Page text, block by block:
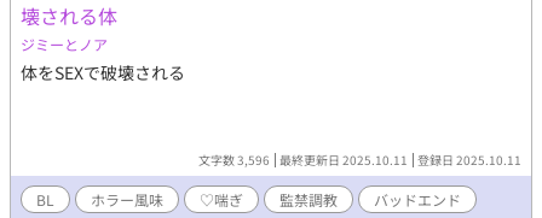
壊される体
ジミーとノア
体をSEXで破壊される
文字数 3,596 最終更新日 2025.10.11 登録日 2025.10.11
BL ホラー風味 ♡喘ぎ 監禁調教 バッドエンド